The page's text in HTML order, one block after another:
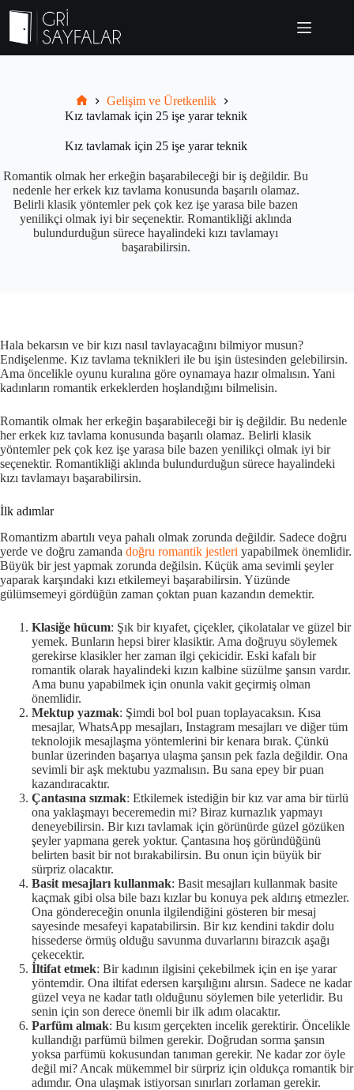
content
Grisayfalar.com
Gelişim ve Üretkenlik
Kız tavlamak için 25 işe yarar teknik
Kız tavlamak için 25 işe yarar teknik
Romantik olmak her erkeğin başarabileceği bir iş değildir. Bu
nedenle her erkek kız tavlama konusunda başarılı olamaz.
Belirli klasik yöntemler pek çok kez işe yarasa bile bazen
yenilikçi olmak iyi bir seçenektir. Romantikliği aklında
bulundurduğun sürece hayalindeki kızı tavlamayı
başarabilirsin.
Hala bekarsın ve bir kızı nasıl tavlayacağını bilmiyor musun?
Endişelenme. Kız tavlama teknikleri ile bu işin üstesinden gelebilirsin.
Ama öncelikle oyunu kuralına göre oynamaya hazır olmalısın. Yani
kadınların romantik erkeklerden hoşlandığını bilmelisin.
Romantik olmak her erkeğin başarabileceği bir iş değildir. Bu nedenle
her erkek kız tavlama konusunda başarılı olamaz. Belirli klasik
yöntemler pek çok kez işe yarasa bile bazen yenilikçi olmak iyi bir
seçenektir. Romantikliği aklında bulundurduğun sürece hayalindeki
kızı tavlamayı başarabilirsin.
İlk adımlar
Romantizm abartılı veya pahalı olmak zorunda değildir. Sadece doğru
yerde ve doğru zamanda doğru romantik jestleri yapabilmek önemlidir.
Büyük bir jest yapmak zorunda değilsin. Küçük ama sevimli şeyler
yaparak karşındaki kızı etkilemeyi başarabilirsin. Yüzünde
gülümsemeyi gördüğün zaman çoktan puan kazandın demektir.
Klasiğe hücum: Şık bir kıyafet, çiçekler, çikolatalar ve güzel bir
yemek. Bunların hepsi birer klasiktir. Ama doğruyu söylemek
gerekirse klasikler her zaman ilgi çekicidir. Eski kafalı bir
romantik olarak hayalindeki kızın kalbine süzülme şansın vardır.
Ama bunu yapabilmek için onunla vakit geçirmiş olman
önemlidir.
Mektup yazmak: Şimdi bol bol puan toplayacaksın. Kısa
mesajlar, WhatsApp mesajları, Instagram mesajları ve diğer tüm
teknolojik mesajlaşma yöntemlerini bir kenara bırak. Çünkü
bunlar üzerinden başarıya ulaşma şansın pek fazla değildir. Ona
sevimli bir aşk mektubu yazmalısın. Bu sana epey bir puan
kazandıracaktır.
Çantasına sızmak: Etkilemek istediğin bir kız var ama bir türlü
ona yaklaşmayı beceremedin mi? Biraz kurnazlık yapmayı
deneyebilirsin. Bir kızı tavlamak için görünürde güzel gözüken
şeyler yapmana gerek yoktur. Çantasına hoş göründüğünü
belirten basit bir not bırakabilirsin. Bu onun için büyük bir
sürpriz olacaktır.
Basit mesajları kullanmak: Basit mesajları kullanmak basite
kaçmak gibi olsa bile bazı kızlar bu konuya pek aldırış etmezler.
Ona göndereceğin onunla ilgilendiğini gösteren bir mesaj
sayesinde mesafeyi kapatabilirsin. Bir kız kendini takdir dolu
hissederse örmüş olduğu savunma duvarlarını birazcık aşağı
çekecektir.
İltifat etmek: Bir kadının ilgisini çekebilmek için en işe yarar
yöntemdir. Ona iltifat edersen karşılığını alırsın. Sadece ne kadar
güzel veya ne kadar tatlı olduğunu söylemen bile yeterlidir. Bu
senin için son derece önemli bir ilk adım olacaktır.
Parfüm almak: Bu kısım gerçekten incelik gerektirir. Öncelikle
kullandığı parfümü bilmen gerekir. Doğrudan sorma şansın
yoksa parfümü kokusundan tanıman gerekir. Ne kadar zor öyle
değil mi? Ancak mükemmel bir sürpriz için oldukça romantik bir
adımdır. Ona ulaşmak istiyorsan sınırları zorlaman gerekir.